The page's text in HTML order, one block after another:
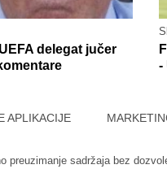
delegat jučer
-
APLIKACIJE
preuzimanje sadržaja bez